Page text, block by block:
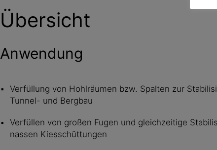
Übersicht
Anwendung
Verfüllung von Hohlräumen bzw. Spalten zur
Tunnel- und Bergbau
Verfüllen von großen Fugen und gleichzeitige
nassen Kiesschüttungen